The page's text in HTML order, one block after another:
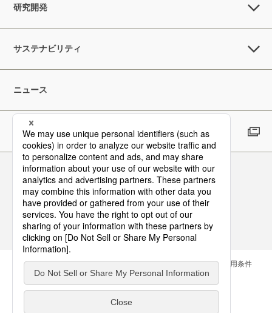
研究開発
サステナビリティ
ニュース
採用情報
Follow Us
お問い合わせ サイトマップ メールマガジン
ご利用条件
個人情報保護方針